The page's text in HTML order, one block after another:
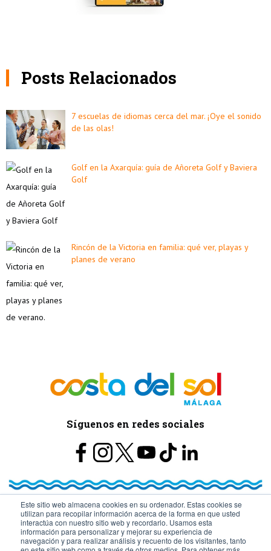
Este sitio web almacena cookies en su ordenador. Estas cookies se
utilizan para recopilar información acerca de la forma en que usted
interactúa con nuestro sitio web y recordarlo. Usamos esta
información para personalizar y mejorar su experiencia de
navegación y para realizar análisis y recuento de los visitantes, tanto
Posts Relacionados
7 escuelas de idiomas cerca del mar. ¡Oye el sonido
de las olas!
Golf en la Axarquía: guía de Añoreta Golf y Baviera
Golf
Rincón de la Victoria en familia: qué ver, playas y
planes de verano
Síguenos en redes sociales
© Turismo y Planificación Costa del Sol S.L.U. Todos los Derechos
Reservados